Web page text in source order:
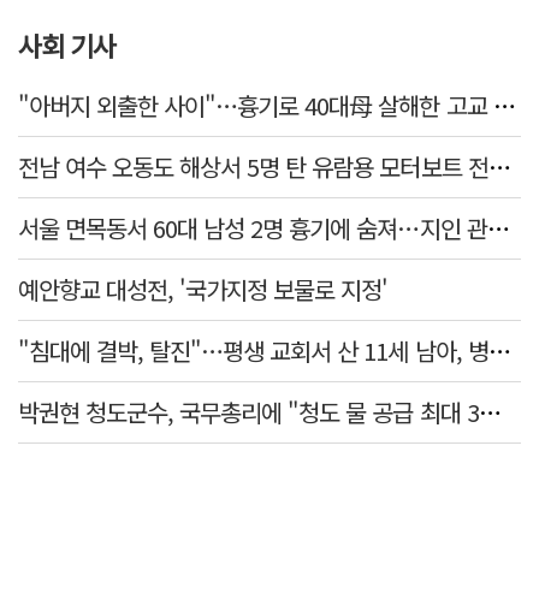
사회 기사
"아버지 외출한 사이"…흉기로 40대母 살해한 고교 자퇴생, 구속 기로에
전남 여수 오동도 해상서 5명 탄 유람용 모터보트 전복…2명 숨져
서울 면목동서 60대 남성 2명 흉기에 숨져…지인 관계로 추정
예안향교 대성전, '국가지정 보물로 지정'
"침대에 결박, 탈진"…평생 교회서 산 11세 남아, 병원 이송 끝 숨져
박권현 청도군수, 국무총리에 "청도 물 공급 최대 3만t 늘려달라"